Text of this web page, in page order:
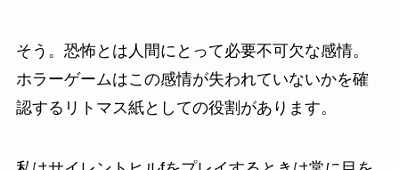
そう。恐怖とは人間にとって必要不可欠な感情。
ホラーゲームはこの感情が失われていないかを確
認するリトマス紙としての役割があります。